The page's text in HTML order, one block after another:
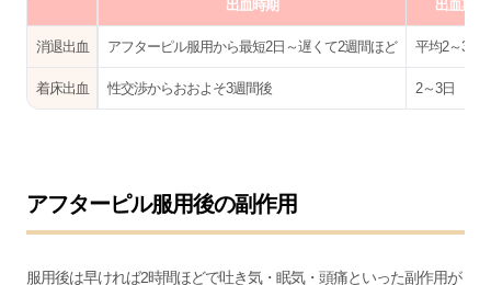
出血時期 出血期間
消退出血 アフターピル服用から最短2日～遅くて2週間ほど 平均2～3日
着床出血 性交渉からおおよそ3週間後 2～3日
アフターピル服用後の副作用
服用後は早ければ2時間ほどで吐き気・眠気・頭痛といった副作用が